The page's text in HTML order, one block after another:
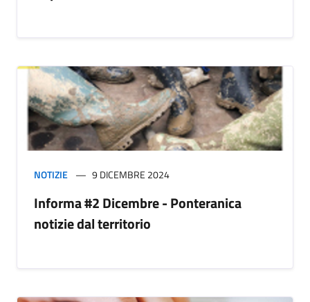
NOTIZIE 9 DICEMBRE 2024
Informa #2 Dicembre - Ponteranica
notizie dal territorio